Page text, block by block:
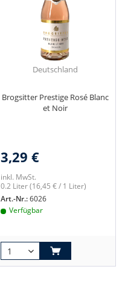
Deutschland
Brogsitter Prestige Rosé Blanc
et Noir
3,29 €
inkl. MwSt.
0.2 Liter(16,45 € / 1 Liter)
Art.-Nr.:6026
Verfügbar